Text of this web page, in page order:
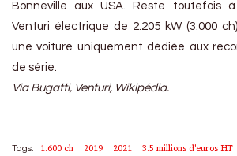
Bonneville aux USA. Reste toutefois
Venturi électrique de 2.205 kW (3.000
une voiture uniquement dédiée aux
de série.
Via Bugatti, Venturi, Wikipédia.
Tags: 1.600 ch 2019 2021 3.5 millions d'euros HT